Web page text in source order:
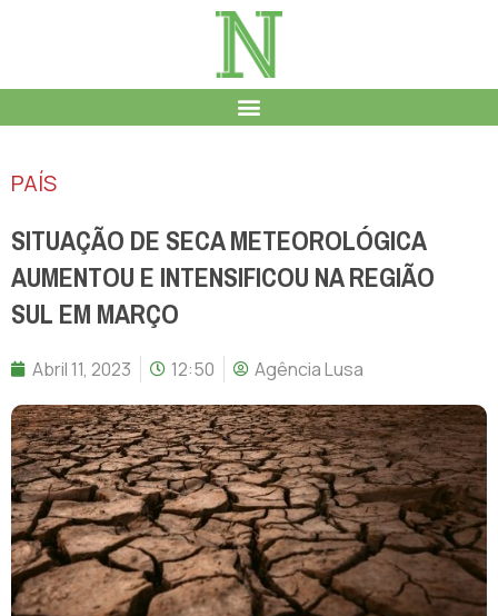
PAÍS
SITUAÇÃO DE SECA METEOROLÓGICA
AUMENTOU E INTENSIFICOU NA REGIÃO
SUL EM MARÇO
Abril 11, 2023 12:50 Agência Lusa